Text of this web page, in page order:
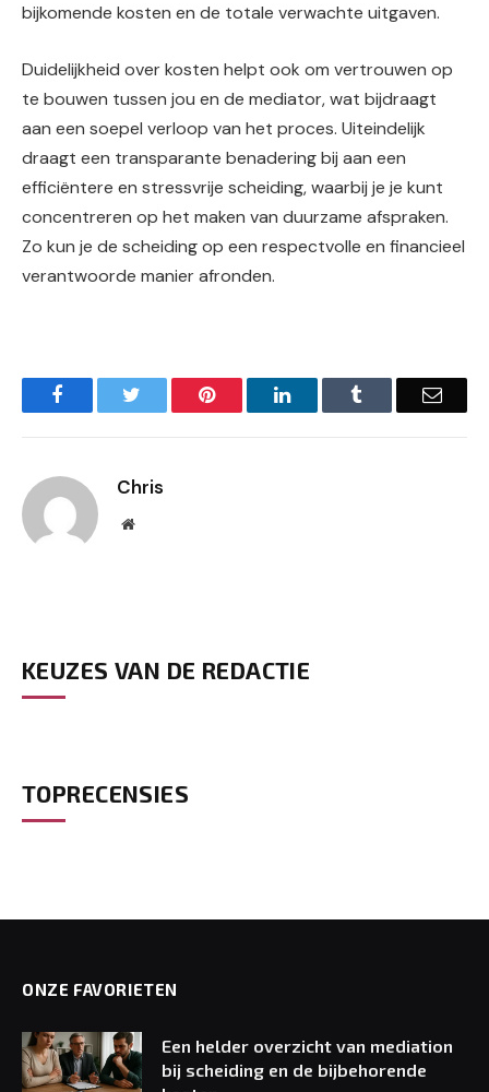
bijkomende kosten en de totale verwachte uitgaven.
Duidelijkheid over kosten helpt ook om vertrouwen op
te bouwen tussen jou en de mediator, wat bijdraagt
aan een soepel verloop van het proces. Uiteindelijk
draagt een transparante benadering bij aan een
efficiëntere en stressvrije scheiding, waarbij je je kunt
concentreren op het maken van duurzame afspraken.
Zo kun je de scheiding op een respectvolle en financieel
verantwoorde manier afronden.
Facebook Pinterest LinkedIn Email
Chris
Website
KEUZES VAN DE REDACTIE
TOPRECENSIES
ONZE FAVORIETEN
Een helder overzicht van mediation
bij scheiding en de bijbehorende